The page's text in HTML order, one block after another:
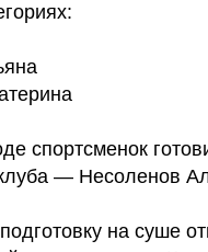
спортсменок
— Несоленов
на суше